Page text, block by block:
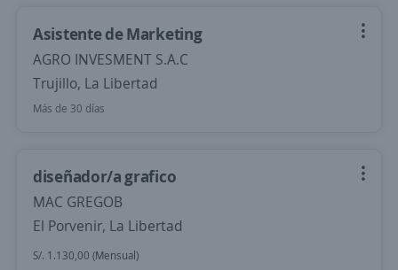
Asistente de Marketing
AGRO INVESMENT S.A.C
Trujillo, La Libertad
Más de 30 días
diseñador/a grafico
MAC GREGOB
El Porvenir, La Libertad
S/. 1.130,00 (Mensual)